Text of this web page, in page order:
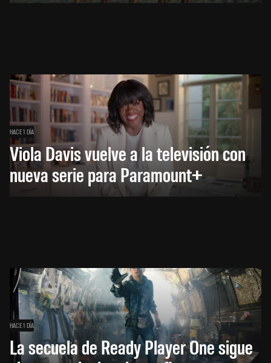
HACE 1 DÍA
Viola Davis vuelve a la televisión con
nueva serie para Paramount+
HACE 1 DÍA
La secuela de Ready Player One sigue